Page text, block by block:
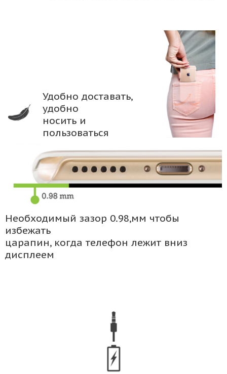
Удобно доставать,
удобно
носить и
пользоваться
Необходимый зазор 0.98,мм чтобы
избежать
царапин, когда телефон лежит вниз
дисплеем